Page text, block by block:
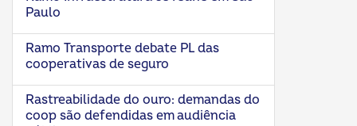
Paulo
Ramo Transporte debate PL das
cooperativas de seguro
Rastreabilidade do ouro: demandas do
coop são defendidas em audiência